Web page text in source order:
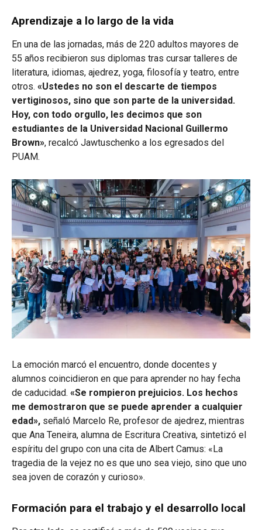
Aprendizaje a lo largo de la vida
En una de las jornadas, más de 220 adultos mayores de
55 años recibieron sus diplomas tras cursar talleres de
literatura, idiomas, ajedrez, yoga, filosofía y teatro, entre
otros. «Ustedes no son el descarte de tiempos
vertiginosos, sino que son parte de la universidad.
Hoy, con todo orgullo, les decimos que son
estudiantes de la Universidad Nacional Guillermo
Brown», recalcó Jawtuschenko a los egresados del
PUAM.
La emoción marcó el encuentro, donde docentes y
alumnos coincidieron en que para aprender no hay fecha
de caducidad. «Se rompieron prejuicios. Los hechos
me demostraron que se puede aprender a cualquier
edad», señaló Marcelo Re, profesor de ajedrez, mientras
que Ana Teneira, alumna de Escritura Creativa, sintetizó el
espíritu del grupo con una cita de Albert Camus: «La
tragedia de la vejez no es que uno sea viejo, sino que uno
sea joven de corazón y curioso».
Formación para el trabajo y el desarrollo local